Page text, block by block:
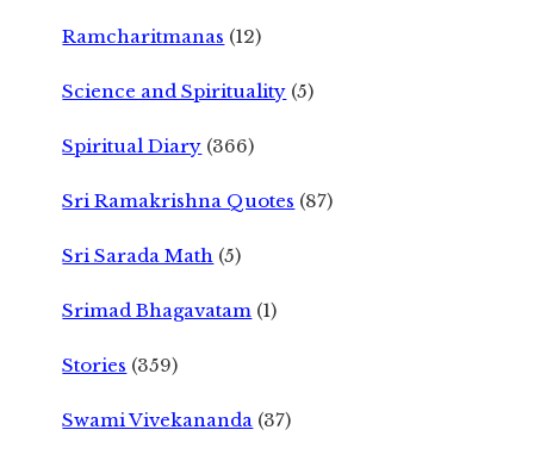
Ramcharitmanas (12)
Science and Spirituality (5)
Spiritual Diary (366)
Sri Ramakrishna Quotes (87)
Sri Sarada Math (5)
Srimad Bhagavatam (1)
Stories (359)
Swami Vivekananda (37)